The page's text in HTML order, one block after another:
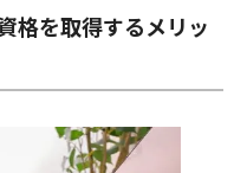
格を取得するメリッ